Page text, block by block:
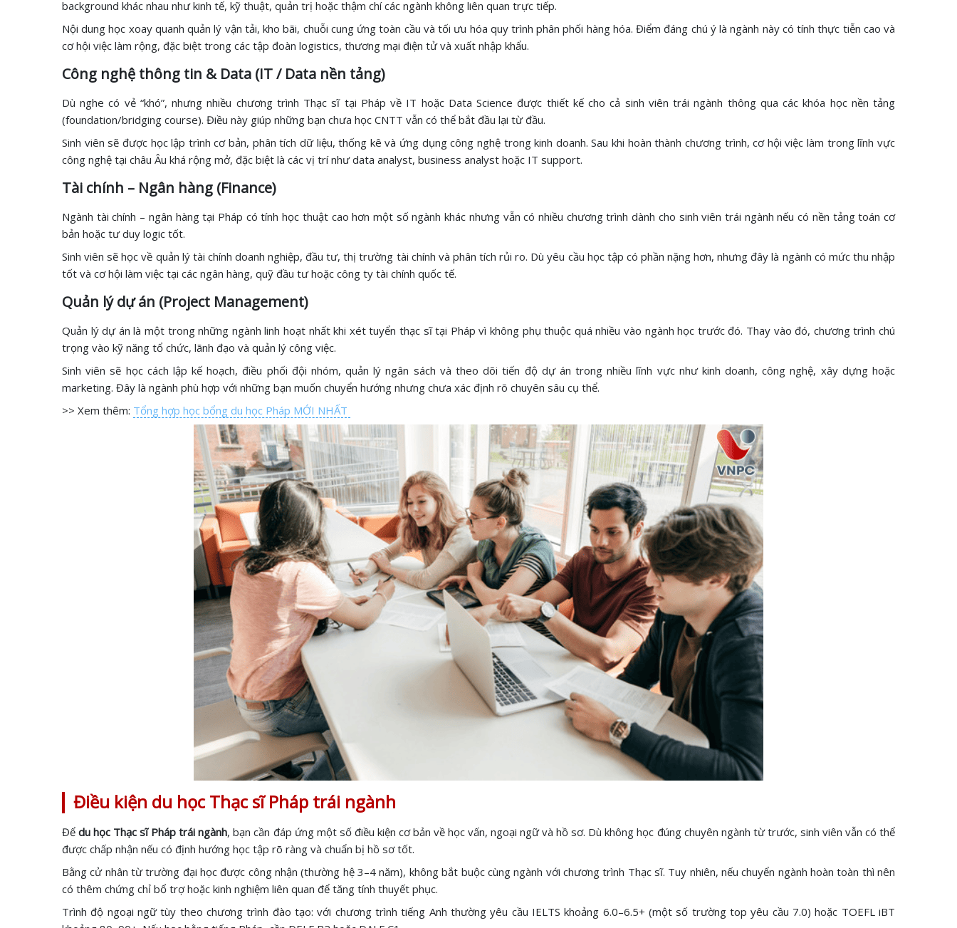
background khác nhau như kinh tế, kỹ thuật, quản trị hoặc thậm chí các ngành không liên quan trực tiếp.
Nội dung học xoay quanh quản lý vận tải, kho bãi, chuỗi cung ứng toàn cầu và tối ưu hóa quy trình phân phối hàng hóa. Điểm đáng chú ý là ngành này có tính thực tiễn cao và
cơ hội việc làm rộng, đặc biệt trong các tập đoàn logistics, thương mại điện tử và xuất nhập khẩu.
Công nghệ thông tin & Data (IT / Data nền tảng)
Dù nghe có vẻ “khó”, nhưng nhiều chương trình Thạc sĩ tại Pháp về IT hoặc Data Science được thiết kế cho cả sinh viên trái ngành thông qua các khóa học nền tảng
(foundation/bridging course). Điều này giúp những bạn chưa học CNTT vẫn có thể bắt đầu lại từ đầu.
Sinh viên sẽ được học lập trình cơ bản, phân tích dữ liệu, thống kê và ứng dụng công nghệ trong kinh doanh. Sau khi hoàn thành chương trình, cơ hội việc làm trong lĩnh vực
công nghệ tại châu Âu khá rộng mở, đặc biệt là các vị trí như data analyst, business analyst hoặc IT support.
Tài chính – Ngân hàng (Finance)
Ngành tài chính – ngân hàng tại Pháp có tính học thuật cao hơn một số ngành khác nhưng vẫn có nhiều chương trình dành cho sinh viên trái ngành nếu có nền tảng toán cơ
bản hoặc tư duy logic tốt.
Sinh viên sẽ học về quản lý tài chính doanh nghiệp, đầu tư, thị trường tài chính và phân tích rủi ro. Dù yêu cầu học tập có phần nặng hơn, nhưng đây là ngành có mức thu nhập
tốt và cơ hội làm việc tại các ngân hàng, quỹ đầu tư hoặc công ty tài chính quốc tế.
Quản lý dự án (Project Management)
Quản lý dự án là một trong những ngành linh hoạt nhất khi xét tuyển thạc sĩ tại Pháp vì không phụ thuộc quá nhiều vào ngành học trước đó. Thay vào đó, chương trình chú
trọng vào kỹ năng tổ chức, lãnh đạo và quản lý công việc.
Sinh viên sẽ học cách lập kế hoạch, điều phối đội nhóm, quản lý ngân sách và theo dõi tiến độ dự án trong nhiều lĩnh vực như kinh doanh, công nghệ, xây dựng hoặc
marketing. Đây là ngành phù hợp với những bạn muốn chuyển hướng nhưng chưa xác định rõ chuyên sâu cụ thể.
>> Xem thêm: Tổng hợp học bổng du học Pháp MỚI NHẤT
Điều kiện du học Thạc sĩ Pháp trái ngành
Đểdu học Thạc sĩ Pháp trái ngành, bạn cần đáp ứng một số điều kiện cơ bản về học vấn, ngoại ngữ và hồ sơ. Dù không học đúng chuyên ngành từ trước, sinh viên vẫn có thể
được chấp nhận nếu có định hướng học tập rõ ràng và chuẩn bị hồ sơ tốt.
Bằng cử nhân từ trường đại học được công nhận (thường hệ 3–4 năm), không bắt buộc cùng ngành với chương trình Thạc sĩ. Tuy nhiên, nếu chuyển ngành hoàn toàn thì nên
có thêm chứng chỉ bổ trợ hoặc kinh nghiệm liên quan để tăng tính thuyết phục.
Trình độ ngoại ngữ tùy theo chương trình đào tạo: với chương trình tiếng Anh thường yêu cầu IELTS khoảng 6.0–6.5+ (một số trường top yêu cầu 7.0) hoặc TOEFL iBT